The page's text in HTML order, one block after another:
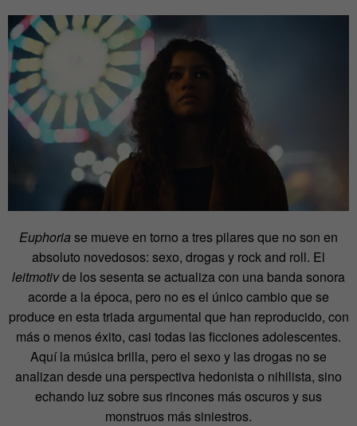
Euphoria se mueve en torno a tres pilares que no son en
absoluto novedosos: sexo, drogas y rock and roll. El
leitmotivde los sesenta se actualiza con una banda sonora
acorde a la época, pero no es el único cambio que se
produce en esta triada argumental que han reproducido, con
más o menos éxito, casi todas las ficciones adolescentes.
Aquí la música brilla, pero el sexo y las drogas no se
analizan desde una perspectiva hedonista o nihilista, sino
echando luz sobre sus rincones más oscuros y sus
monstruos más siniestros.